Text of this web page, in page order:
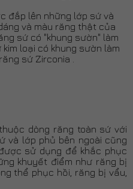
đắp lên những lớp sứ và
và màu răng thật của
sứ có "khung sườn" làm
loại có khung sườn làm
sứ Zirconia .
dòng răng toàn sứ với
và lớp phủ bên ngoài cũng
sử dụng để khắc phục
khuyết điểm như răng bị
thể phục hồi, răng bị vẩu,